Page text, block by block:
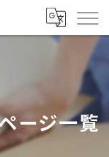
ージ一覧